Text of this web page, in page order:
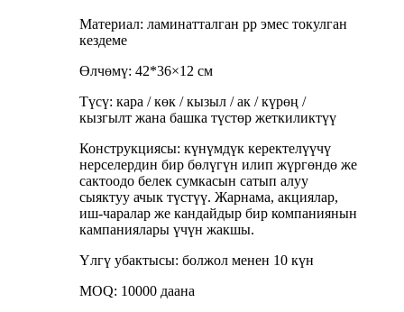
Материал: ламинатталган pp эмес токулган
кездеме
Өлчөмү: 42*36×12 см
Түсү: кара / көк / кызыл / ак / күрөң /
кызгылт жана башка түстөр жеткиликтүү
Конструкциясы: күнүмдүк керектелүүчү
нерселердин бир бөлүгүн илип жүргөндө же
сактоодо белек сумкасын сатып алуу
сыяктуу ачык түстүү. Жарнама, акциялар,
иш-чаралар же кандайдыр бир компаниянын
кампаниялары үчүн жакшы.
Үлгү убактысы: болжол менен 10 күн
MOQ: 10000 даана